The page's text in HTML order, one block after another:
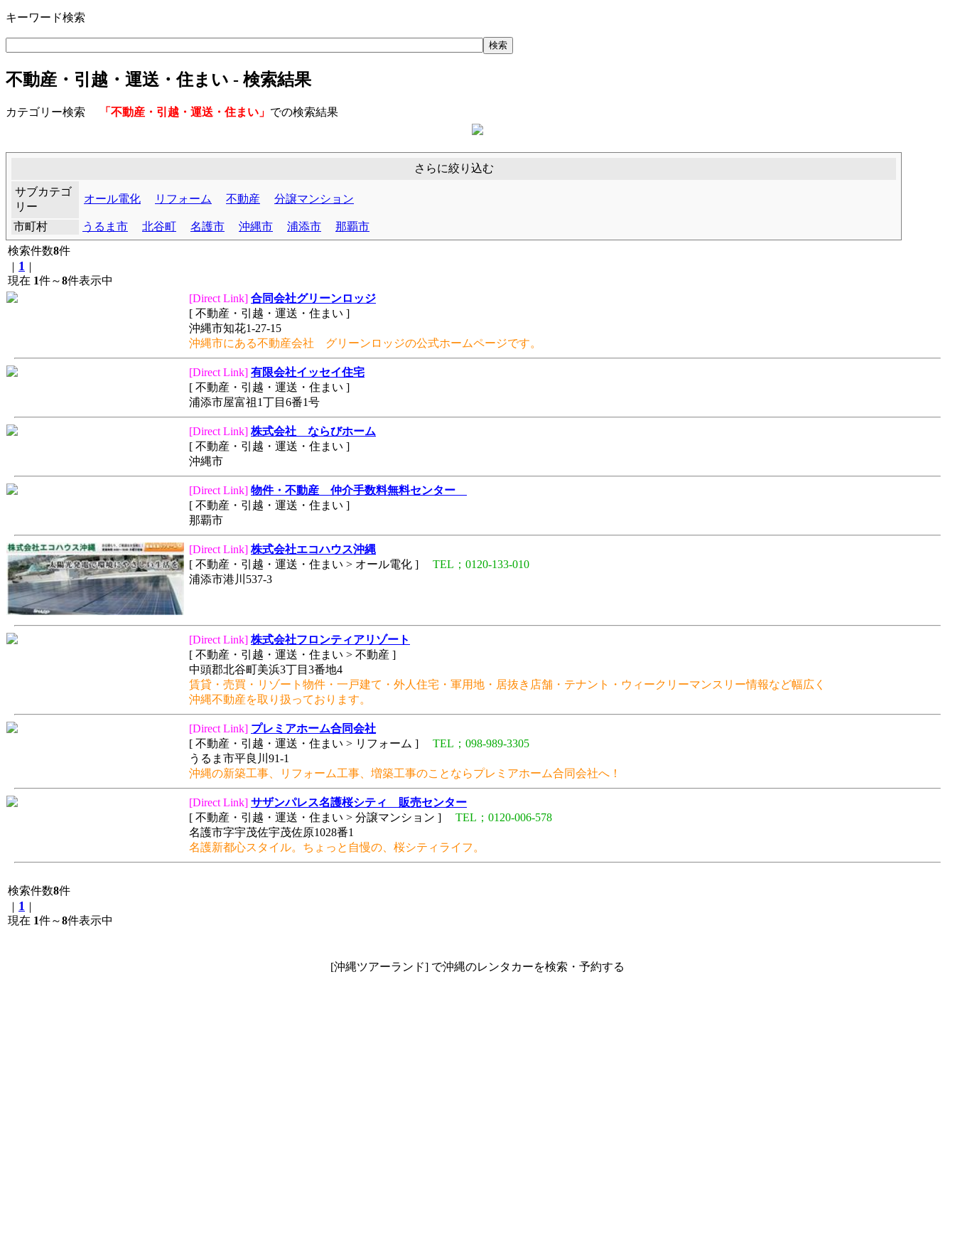
キーワード検索
不動産・引越・運送・住まい - 検索結果
カテゴリー検索 「不動産・引越・運送・住まい」 での検索結果
さらに絞り込む
サブカテゴ
リー
オール電化 リフォーム 不動産 分譲マンション
市町村 うるま市 北谷町 名護市 沖縄市 浦添市
那覇市
検索件数8件
1
現在 1件～8件表示中
[Direct Link] 合同会社グリーンロッジ
[ 不動産・引越・運送・住まい ]
沖縄市知花1-27-15
沖縄市にある不動産会社 グリーンロッジの公式ホームページです。
[Direct Link] 有限会社イッセイ住宅
[ 不動産・引越・運送・住まい ]
浦添市屋富祖1丁目6番1号
[Direct Link] 株式会社 ならびホーム
[ 不動産・引越・運送・住まい ]
沖縄市
[Direct Link] 物件・不動産 仲介手数料無料センター
[ 不動産・引越・運送・住まい ]
那覇市
[Direct Link] 株式会社エコハウス沖縄
[ 不動産・引越・運送・住まい > オール電化 ] TEL；0120-133-010
浦添市港川537-3
[Direct Link] 株式会社フロンティアリゾート
[ 不動産・引越・運送・住まい > 不動産 ]
中頭郡北谷町美浜3丁目3番地4
賃貸・売買・リゾート物件・一戸建て・外人住宅・軍用地・居抜き店舗・テナント・ウィークリーマンスリー情報など幅広く
沖縄不動産を取り扱っております。
[Direct Link] プレミアホーム合同会社
[ 不動産・引越・運送・住まい > リフォーム ] TEL；098-989-3305
うるま市平良川91-1
沖縄の新築工事、リフォーム工事、増築工事のことならプレミアホーム合同会社へ！
[Direct Link] サザンパレス名護桜シティ 販売センター
[ 不動産・引越・運送・住まい > 分譲マンション ] TEL；0120-006-578
名護市字宇茂佐宇茂佐原1028番1
名護新都心スタイル。ちょっと自慢の、桜シティライフ。
検索件数8件
1
現在 1件～8件表示中
[沖縄ツアーランド] で沖縄のレンタカーを検索・予約する